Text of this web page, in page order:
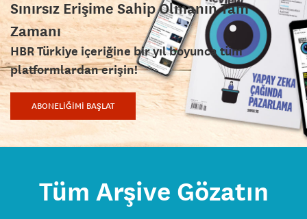
Sınırsız Erişime Sahip Olmanın Tam
Zamanı
HBR Türkiye içeriğine bir yıl boyunca tüm
platformlardan erişin!
ABONELİĞİMİ BAŞLAT
Tüm Arşive Gözatın